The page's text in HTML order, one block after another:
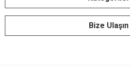
Bize Ulaşın